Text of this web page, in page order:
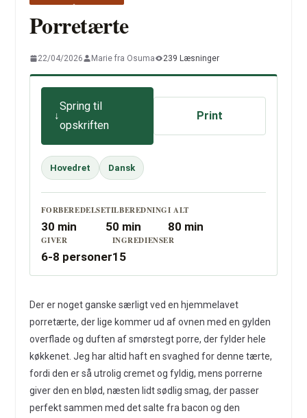
Porretærte
22/04/2026 Marie fra Osuma 239 Læsninger
Spring til
opskriften
Print
Hovedret Dansk
FORBEREDELSE
30 min
TILBEREDNING
50 min
I ALT
80 min
GIVER
6-8 personer
INGREDIENSER
15
Der er noget ganske særligt ved en hjemmelavet
porretærte, der lige kommer ud af ovnen med en gylden
overflade og duften af smørstegt porre, der fylder hele
køkkenet. Jeg har altid haft en svaghed for denne tærte,
fordi den er så utrolig cremet og fyldig, mens porrerne
giver den en blød, næsten lidt sødlig smag, der passer
perfekt sammen med det salte fra bacon og den